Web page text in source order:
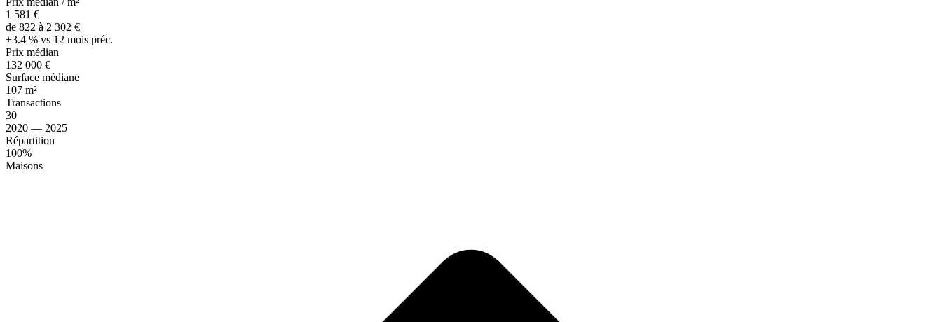
1 581 €
de 822 à 2 302 €
+3.4 % vs 12 mois préc.
Prix médian
132 000 €
Surface médiane
107 m²
Transactions
30
2020 — 2025
Répartition
100%
Maisons